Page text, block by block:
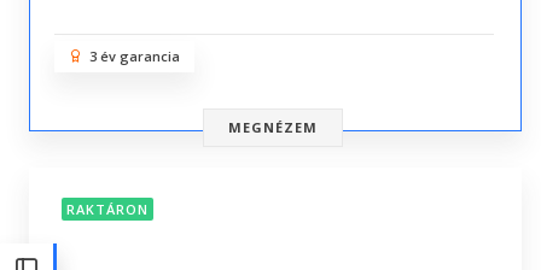
3 év garancia
MEGNÉZEM
RAKTÁRON